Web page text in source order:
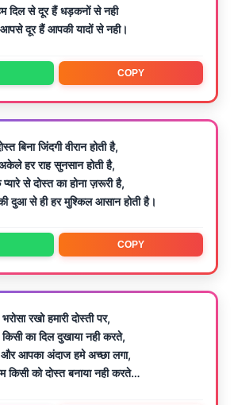
दिल से दूर हैं धड़कनों से नही
दूर हैं आपकी यादों से नही।
COPY
बिना जिंदगी वीरान होती है,
हर राह सुनसान होती है,
से दोस्त का होना ज़रूरी है,
दुआ से ही हर मुश्किल आसान होती है।
COPY
भरोसा रखो हमारी दोस्ती पर,
का दिल दुखाया नही करते,
आपका अंदाज हमे अच्छा लगा,
किसी को दोस्त बनाया नही करते…